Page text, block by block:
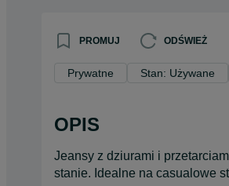
PROMUJ ODŚWIEŻ
Prywatne Stan: Używane
OPIS
Jeansy z dziurami i
stanie. Idealne na casualowe